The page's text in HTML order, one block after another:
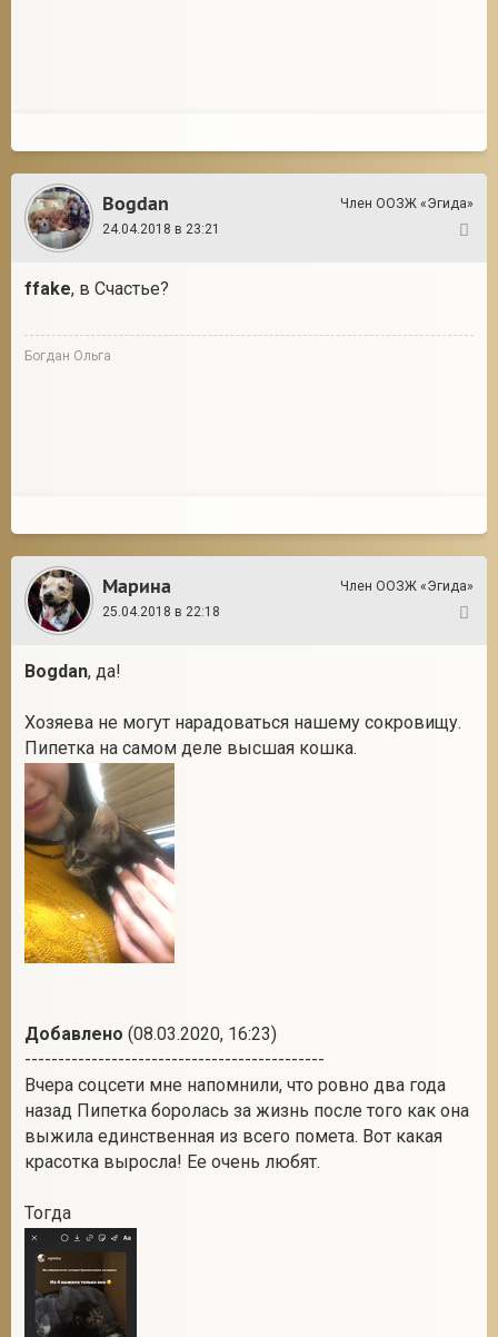
Bogdan
Член ООЗЖ «Эгида»
24.04.2018 в 23:21
ffake, в Счастье?
Богдан Ольга
Марина
Член ООЗЖ «Эгида»
25.04.2018 в 22:18
Bogdan, да!
Хозяева не могут нарадоваться нашему сокровищу.
Пипетка на самом деле высшая кошка.
Добавлено (08.03.2020, 16:23)
---------------------------------------------
Вчера соцсети мне напомнили, что ровно два года
назад Пипетка боролась за жизнь после того как она
выжила единственная из всего помета. Вот какая
красотка выросла! Ее очень любят.
Тогда